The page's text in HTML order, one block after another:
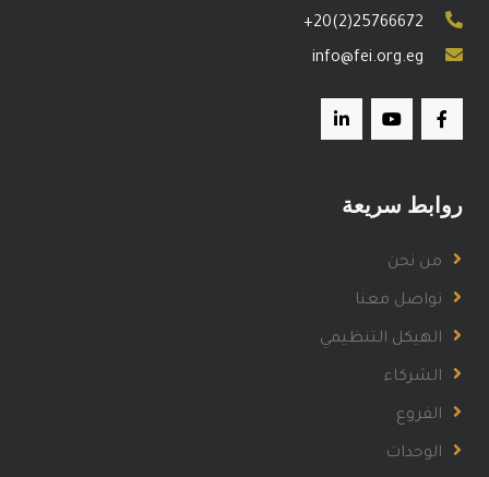
+20(2)25766672
info@fei.org.eg
روابط سريعة
من نحن
تواصل معنا
الهيكل التنظيمي
الشركاء
الفروع
الوحدات